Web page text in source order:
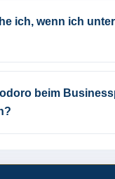
ich, wenn ich
beim